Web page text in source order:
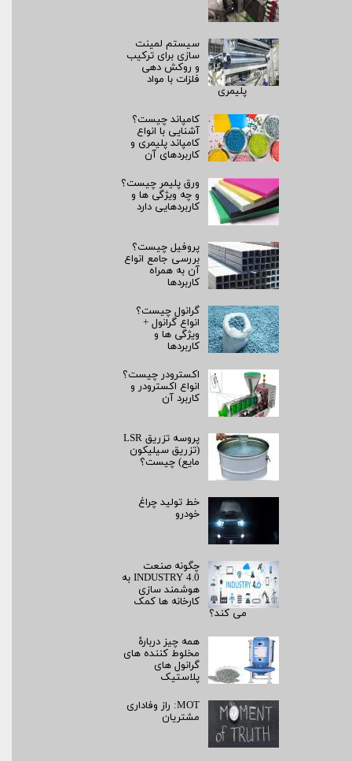
سیستم لمینت‌
سازی برای ترکیب
و روکش‌ دهی
فلزات با مواد
پلیمری
کامپاند چیست؟
آشنایی با انواع
کامپاند پلیمری و
کاربردهای آن
ورق پلیمر چیست؟
و چه ویژگی ها و
کاربردهایی دارد
پروفیل چیست؟
بررسی جامع انواع
آن به همراه
کاربردها
گرانول چیست؟
انواع گرانول +
ویژگی ها و
کاربردها
اکسترودر چیست؟
انواع اکسترودر و
کاربرد آن
پروسه تزریق LSR
(تزریق سیلیکون
مایع) چیست؟
خط تولید چراغ
خودرو
چگونه صنعت
INDUSTRY 4.0 به
هوشمند سازی
کارخانه ها کمک
می کند؟
همه چیز دربارۀ
مخلوط کننده های
گرانول های
پلاستیک
MOT: راز وفاداری
مشتریان